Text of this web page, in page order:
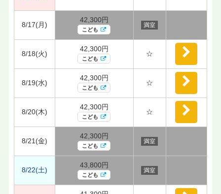
8/17(月)
42,300円
こども
満室
8/18(火)
42,300円
こども
☆
8/19(水)
42,300円
こども
☆
8/20(木)
42,300円
こども
☆
8/21(金)
42,300円
こども
満室
8/22(土)
43,800円
こども
満室